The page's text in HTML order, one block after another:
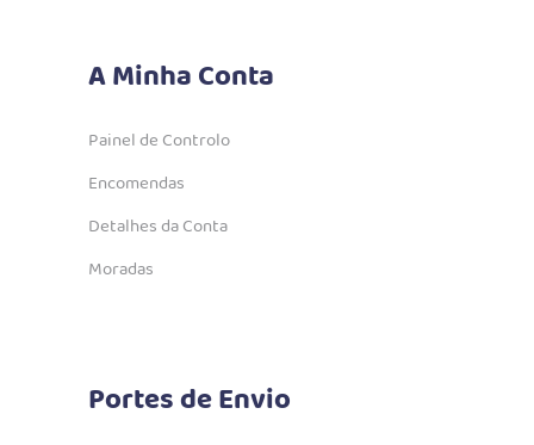
A Minha Conta
Painel de Controlo
Encomendas
Detalhes da Conta
Moradas
Portes de Envio